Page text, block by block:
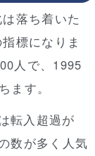
落ち着いた
標になりま
人で、1995
ます。
転入超過が
数が多く人気